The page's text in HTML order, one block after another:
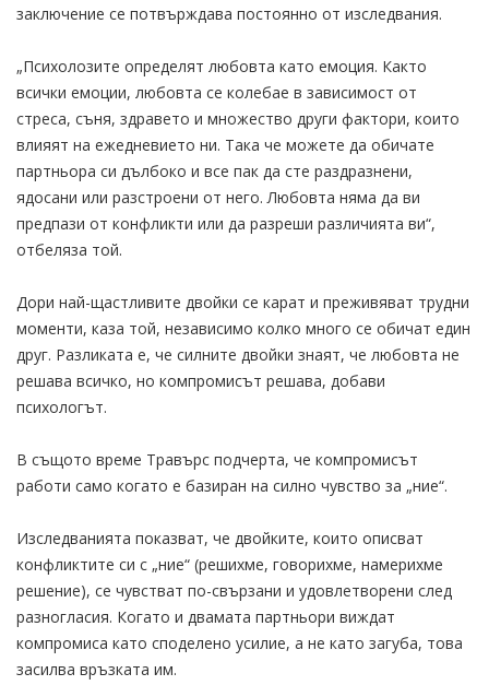
заключение се потвърждава постоянно от изследвания.
„Психолозите определят любовта като емоция. Както
всички емоции, любовта се колебае в зависимост от
стреса, съня, здравето и множество други фактори, които
влияят на ежедневието ни. Така че можете да обичате
партньора си дълбоко и все пак да сте раздразнени,
ядосани или разстроени от него. Любовта няма да ви
предпази от конфликти или да разреши различията ви“,
отбеляза той.
Дори най-щастливите двойки се карат и преживяват трудни
моменти, каза той, независимо колко много се обичат един
друг. Разликата е, че силните двойки знаят, че любовта не
решава всичко, но компромисът решава, добави
психологът.
В същото време Травърс подчерта, че компромисът
работи само когато е базиран на силно чувство за „ние“.
Изследванията показват, че двойките, които описват
конфликтите си с „ние“ (решихме, говорихме, намерихме
решение), се чувстват по-свързани и удовлетворени след
разногласия. Когато и двамата партньори виждат
компромиса като споделено усилие, а не като загуба, това
засилва връзката им.